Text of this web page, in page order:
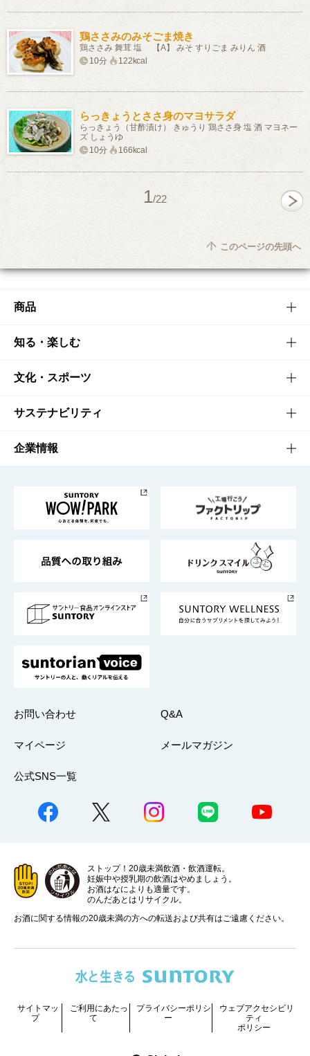
鶏ささみのみそごま焼き
鶏ささみ 舞茸 塩 【A】 みそ すりごま みりん 酒
10分
122kcal
らっきょうとささ身のマヨサラダ
らっきょう（甘酢漬け） きゅうり 鶏ささ身 塩 酒 マヨネー
ズ しょうゆ
10分
166kcal
1/22
このページの先頭へ
商品
商品TOP
商品一覧
商品発売情報
栄養成分一覧
知る・楽しむ
知る・楽しむTOP
キャンペーン
工場見学
地域情報
文化・スポーツ
文化・スポーツTOP
サントリーホール
サントリーサンバーズ大阪
サステナビリティ
サステナビリティTOP
サントリーが考えるサステナビリティ経営
企業情報
企業概要
採用情報
お問い合わせ Q&A
マイページ メールマガジン
公式SNS一覧
ストップ！20歳未満飲酒・飲酒運転。
妊娠中や授乳期の飲酒はやめましょう。
お酒はなによりも適量です。
のんだあとはリサイクル。
お酒に関する情報の20歳未満の方への転送および共有はご遠慮ください。
サイトマッ
プ
ご利用にあたっ
て
プライバシーポリシ
ー
ウェブアクセシビリ
ティ
ポリシー